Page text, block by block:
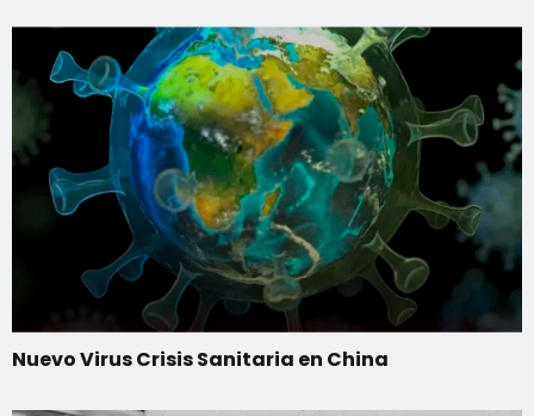
Nuevo Virus Crisis Sanitaria en China